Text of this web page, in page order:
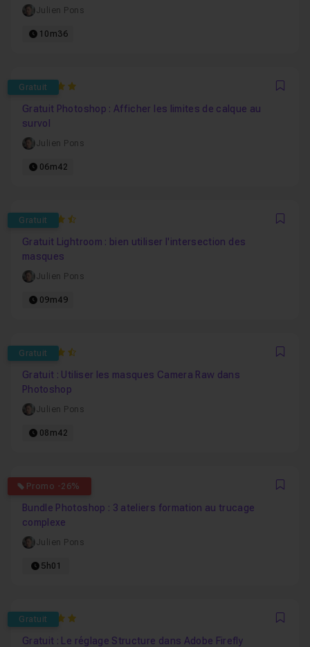
Julien Pons
10m36
Gratuit
5
Gratuit Photoshop : Afficher les limites de calque au
survol
Julien Pons
06m42
Gratuit
4.8125
Gratuit Lightroom : bien utiliser l'intersection des
masques
Julien Pons
09m49
Gratuit
4.8181818181818
Gratuit : Utiliser les masques Camera Raw dans
Photoshop
Julien Pons
08m42
Promo -26%
0
Bundle Photoshop : 3 ateliers formation au trucage
complexe
Julien Pons
5h01
Gratuit
5
Gratuit : Le réglage Structure dans Adobe Firefly